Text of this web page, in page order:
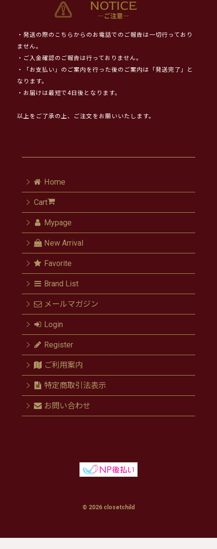
・発送の際のこちらからのお電話でのご報告は一切行っており
ません。
・ご入金確認のご報告は行っておりません。
・「お支払い」のご案内を行った後のご案内は「発送完了」と
なります。
・お届けは最短で4日後となります。
以上をご了承の上、ご注文をお願いいたします。
Home
Cart
Mypage
New Arrival
Favorite
Brand List
メールマガジン
Login
Register
ご利用案内
特定商取引法表示
お問い合わせ
© 2026 closetchild